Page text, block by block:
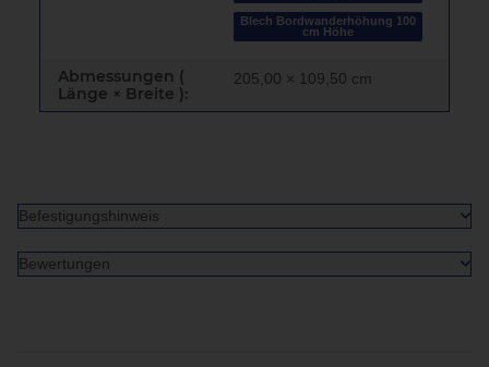
Blech Bordwanderhöhung 100
cm Höhe
Abmessungen (
Länge × Breite ):
205,00 × 109,50 cm
Befestigungshinweis
Bewertungen